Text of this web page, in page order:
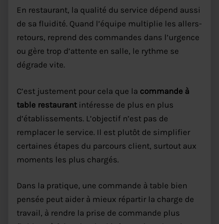
En restaurant, la qualité du service dépend aussi
de sa fluidité. Quand l’équipe multiplie les allers-
retours, reprend des commandes dans l’urgence
ou gère trop d’attente en salle, le rythme se
dégrade vite.
C’est justement pour cela que la commande à
table restaurantintéresse de plus en plus
d’établissements. L’objectif n’est pas de
remplacer le service. Il est plutôt de simplifier
certaines étapes du parcours client, surtout aux
moments les plus chargés.
Dans la pratique, une commande à table bien
pensée peut aider à mieux répartir la charge de
travail, à rendre la prise de commande plus